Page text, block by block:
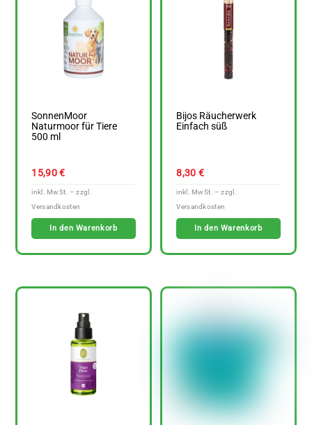
SonnenMoor
Naturmoor für Tiere
500 ml
15,90€
In den Warenkorb
Bijos Räucherwerk
Einfach süß
8,30 €
In den Warenkorb